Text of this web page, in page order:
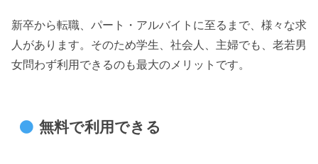
新卒から転職、パート・アルバイトに至るまで、様々な求
人があります。そのため学生、社会人、主婦でも、老若男
女問わず利用できるのも最大のメリットです。
無料で利用できる